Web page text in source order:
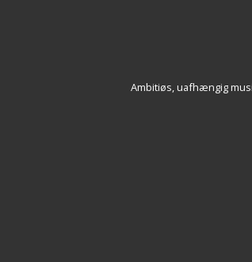
Ambitiøs, uafhængig